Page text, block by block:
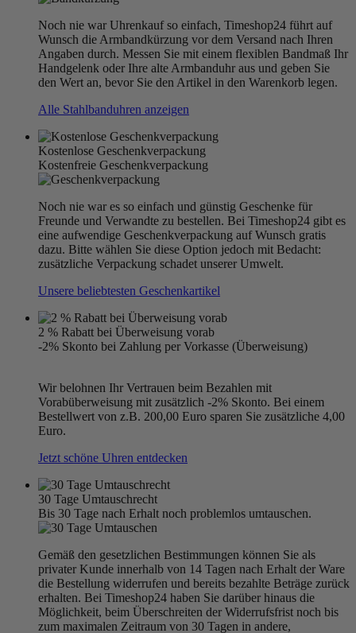
Noch nie war Uhrenkauf so einfach, Timeshop24 führt auf
Wunsch die Armbandkürzung vor dem Versand nach Ihren
Angaben durch. Messen Sie mit einem flexiblen Bandmaß Ihr
Handgelenk oder Ihre alte Armbanduhr aus und geben Sie
den Wert an, bevor Sie den Artikel in den Warenkorb legen.
Alle Stahlbanduhren anzeigen
Kostenlose Geschenkverpackung
Kostenfreie Geschenkverpackung
Noch nie war es so einfach und günstig Geschenke für
Freunde und Verwandte zu bestellen. Bei Timeshop24 gibt es
eine aufwendige Geschenkverpackung auf Wunsch gratis
dazu. Bitte wählen Sie diese Option jedoch mit Bedacht:
zusätzliche Verpackung schadet unserer Umwelt.
Unsere beliebtesten Geschenkartikel
2 % Rabatt bei Überweisung vorab
-2% Skonto bei Zahlung per Vorkasse (Überweisung)
Wir belohnen Ihr Vertrauen beim Bezahlen mit
Vorabüberweisung mit zusätzlich -2% Skonto. Bei einem
Bestellwert von z.B. 200,00 Euro sparen Sie zusätzliche 4,00
Euro.
Jetzt schöne Uhren entdecken
30 Tage Umtauschrecht
Bis 30 Tage nach Erhalt noch problemlos umtauschen.
Gemäß den gesetzlichen Bestimmungen können Sie als
privater Kunde innerhalb von 14 Tagen nach Erhalt der Ware
die Bestellung widerrufen und bereits bezahlte Beträge zurück
erhalten. Bei Timeshop24 haben Sie darüber hinaus die
Möglichkeit, beim Überschreiten der Widerrufsfrist noch bis
zum maximalen Zeitraum von 30 Tagen in andere,